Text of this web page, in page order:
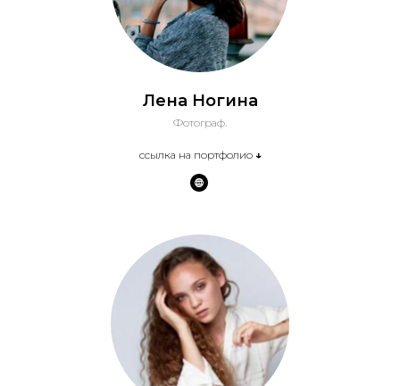
Лена Ногина
Фотограф.
ссылка на портфолио ↓